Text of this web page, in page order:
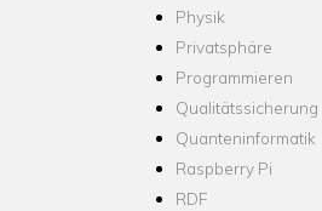
Physik
Privatsphäre
Programmieren
Qualitätssicherung
Quanteninformatik
Raspberry Pi
RDF